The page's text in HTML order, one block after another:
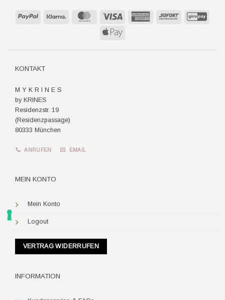
PayPal Klarna MasterCardVisa
AmericanSofort
Apple
KONTAKT
M Y K R I N E S
by KRINES
Residenzstr. 19
(Residenzpassage)
80333 München
ANRUFEN EMAIL
MEIN KONTO
Mein Konto
Logout
VERTRAG WIDERRUFEN
INFORMATION